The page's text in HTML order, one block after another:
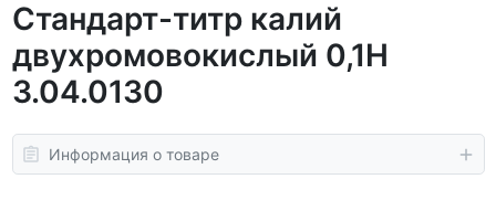
Стандарт-титр калий
двухромовокислый 0,1Н
3.04.0130
Информация о товаре